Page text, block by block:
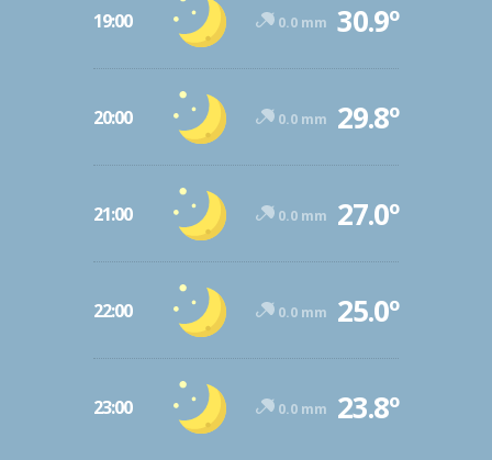
19:00 0.0 mm 30.9º
20:00 0.0 mm 29.8º
21:00 0.0 mm 27.0º
22:00 0.0 mm 25.0º
23:00 0.0 mm 23.8º